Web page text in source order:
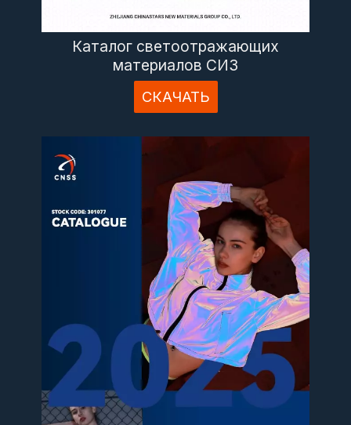
Каталог светоотражающих
материалов СИЗ
СКАЧАТЬ